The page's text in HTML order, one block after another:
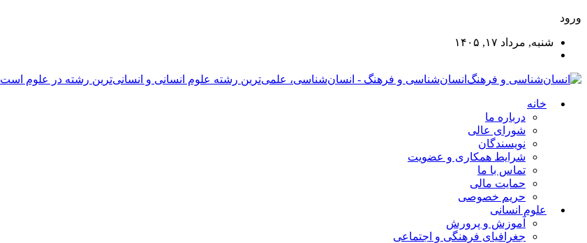
ورود
شنبه, مرداد ۱۷, ۱۴۰۵
انسان‌شناسی و فرهنگ - انسان‌شناسی، علمی‌ترین رشته علوم انسانی و انسانی‌ترین رشته در علوم است
خانه
درباره ما
شورای عالی
نویسندگان
شرایط همکاری و عضویت
تماس با ما
حمایت مالی
حریم خصوصی
علوم انسانی
آموزش و پرورش
جغرافیای فرهنگی و اجتماعی